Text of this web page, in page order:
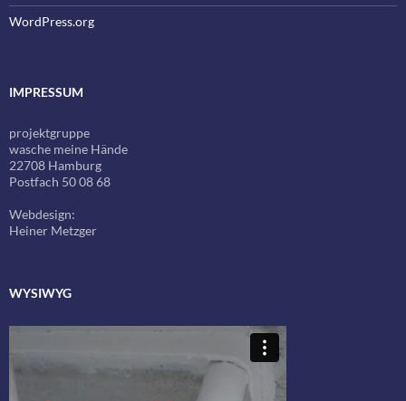
WordPress.org
IMPRESSUM
projektgruppe
wasche meine Hände
22708 Hamburg
Postfach 50 08 68
Webdesign:
Heiner Metzger
WYSIWYG